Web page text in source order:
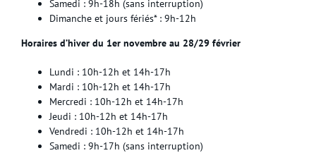
Samedi : 9h-18h (sans interruption)
Dimanche et jours fériés* : 9h-12h
Horaires d’hiver du 1er novembre au 28/29 février
Lundi : 10h-12h et 14h-17h
Mardi : 10h-12h et 14h-17h
Mercredi : 10h-12h et 14h-17h
Jeudi : 10h-12h et 14h-17h
Vendredi : 10h-12h et 14h-17h
Samedi : 9h-17h (sans interruption)